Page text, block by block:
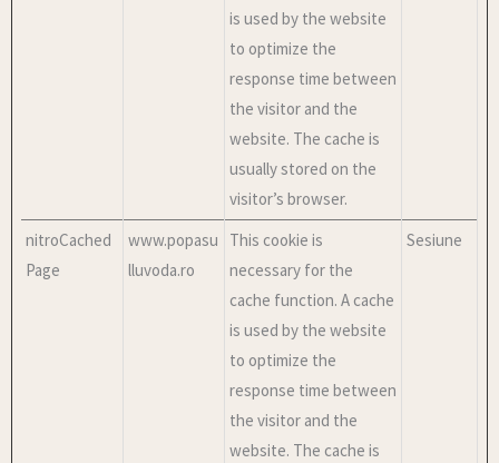
is used by the website
to optimize the
response time between
the visitor and the
website. The cache is
usually stored on the
visitor’s browser.
nitroCached
Page
www.popasu
lluvoda.ro
This cookie is
necessary for the
cache function. A cache
is used by the website
to optimize the
response time between
the visitor and the
website. The cache is
Sesiune